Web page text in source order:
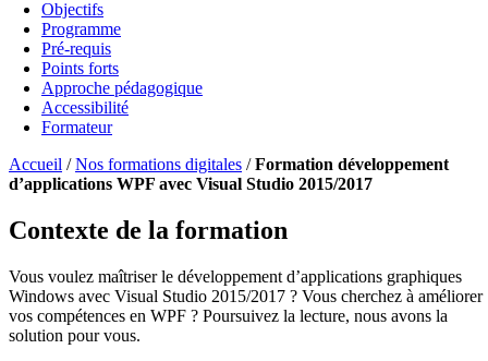
Objectifs
Programme
Pré-requis
Points forts
Approche pédagogique
Accessibilité
Formateur
Accueil /Nos formations digitales /Formation développement
d’applications WPF avec Visual Studio 2015/2017
Contexte de la formation
Vous voulez maîtriser le développement d’applications graphiques
Windows avec Visual Studio 2015/2017 ? Vous cherchez à améliorer
vos compétences en WPF ? Poursuivez la lecture, nous avons la
solution pour vous.